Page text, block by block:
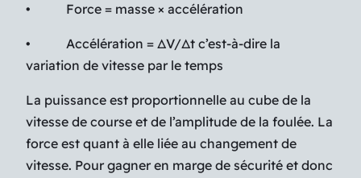
• Force = masse × accélération
• Accélération = ΔV/Δt c’est-à-dire la
variation de vitesse par le temps
La puissance est proportionnelle au cube de la
vitesse de course et de l’amplitude de la foulée. La
force est quant à elle liée au changement de
vitesse. Pour gagner en marge de sécurité et donc